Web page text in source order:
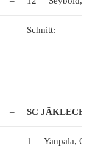
– Schnitt:
– SC
– 1 Yanpala,